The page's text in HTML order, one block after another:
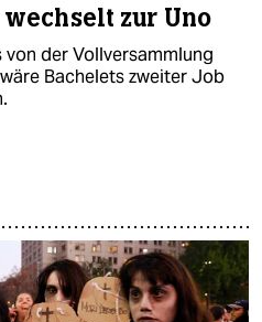
zur Uno
der Vollversammlung
Bachelets zweiter Job